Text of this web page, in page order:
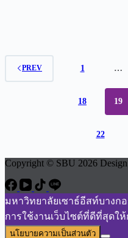
PREV 1 …
18 19
22
Copyright © SBU 2026
มหาวิทยาลัยเซาธ์อีสท์บาง
การใช้งานเว็บไซต์ที่ดีที่สุดใ
นโยบายความเป็นส่วนตัว